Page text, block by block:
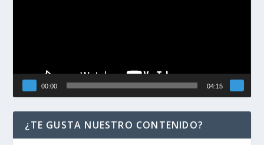
00:00 04:15
¿TE GUSTA NUESTRO CONTENIDO?